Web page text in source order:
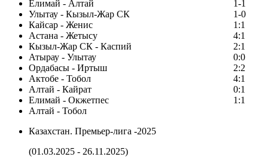
Елимай - Алтай
1-1
Улытау - Кызыл-Жар СК
1-0
Кайсар - Женис
1:1
Астана - Жетысу
4:1
Кызыл-Жар СК - Каспий
2:1
Атырау - Улытау
0:0
Ордабасы - Иртыш
2:2
Актобе - Тобол
4:1
Алтай - Кайрат
0:1
Елимай - Окжетпес
1:1
Алтай - Тобол
Казахстан. Премьер-лига -2025
(01.03.2025 - 26.11.2025)